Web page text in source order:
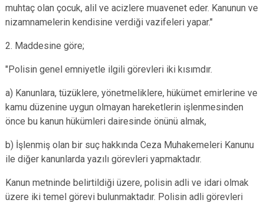
Derebucak
Karatay
muhtaç olan çocuk, alil ve acizlere muavenet eder. Kanunun ve
nizamnamelerin kendisine verdiği vazifeleri yapar."
2. Maddesine göre;
"Polisin genel emniyetle ilgili görevleri iki kısımdır.
a) Kanunlara, tüzüklere, yönetmeliklere, hükümet emirlerine ve
kamu düzenine uygun olmayan hareketlerin işlenmesinden
önce bu kanun hükümleri dairesinde önünü almak,
b) İşlenmiş olan bir suç hakkında Ceza Muhakemeleri Kanunu
ile diğer kanunlarda yazılı görevleri yapmaktadır.
Kanun metninde belirtildiği üzere, polisin adli ve idari olmak
üzere iki temel görevi bulunmaktadır. Polisin adli görevleri